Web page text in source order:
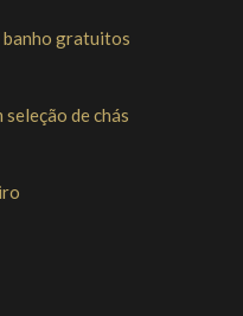
banho gratuitos
de chás